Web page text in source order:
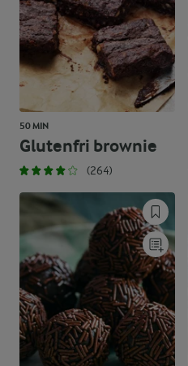
50 MIN
Glutenfri brownie
(264)